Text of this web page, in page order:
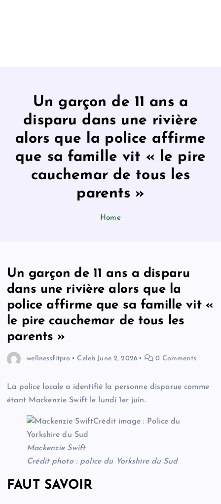
Un garçon de 11 ans a
disparu dans une rivière
alors que la police affirme
que sa famille vit « le pire
cauchemar de tous les
parents »
Home
Un garçon de 11 ans a disparu
dans une rivière alors que la
police affirme que sa famille vit «
le pire cauchemar de tous les
parents »
wellnessfitpro Celeb June 2, 2026 0 Comments
La police locale a identifié la personne disparue comme
étant Mackenzie Swift le lundi 1er juin.
Mackenzie Swift
Crédit photo : police du Yorkshire du Sud
FAUT SAVOIR